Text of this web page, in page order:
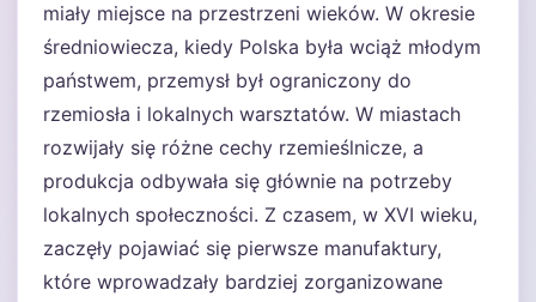
miały miejsce na przestrzeni wieków. W okresie
średniowiecza, kiedy Polska była wciąż młodym
państwem, przemysł był ograniczony do
rzemiosła i lokalnych warsztatów. W miastach
rozwijały się różne cechy rzemieślnicze, a
produkcja odbywała się głównie na potrzeby
lokalnych społeczności. Z czasem, w XVI wieku,
zaczęły pojawiać się pierwsze manufaktury,
które wprowadzały bardziej zorganizowane